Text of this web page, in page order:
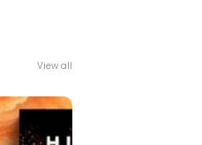
View all